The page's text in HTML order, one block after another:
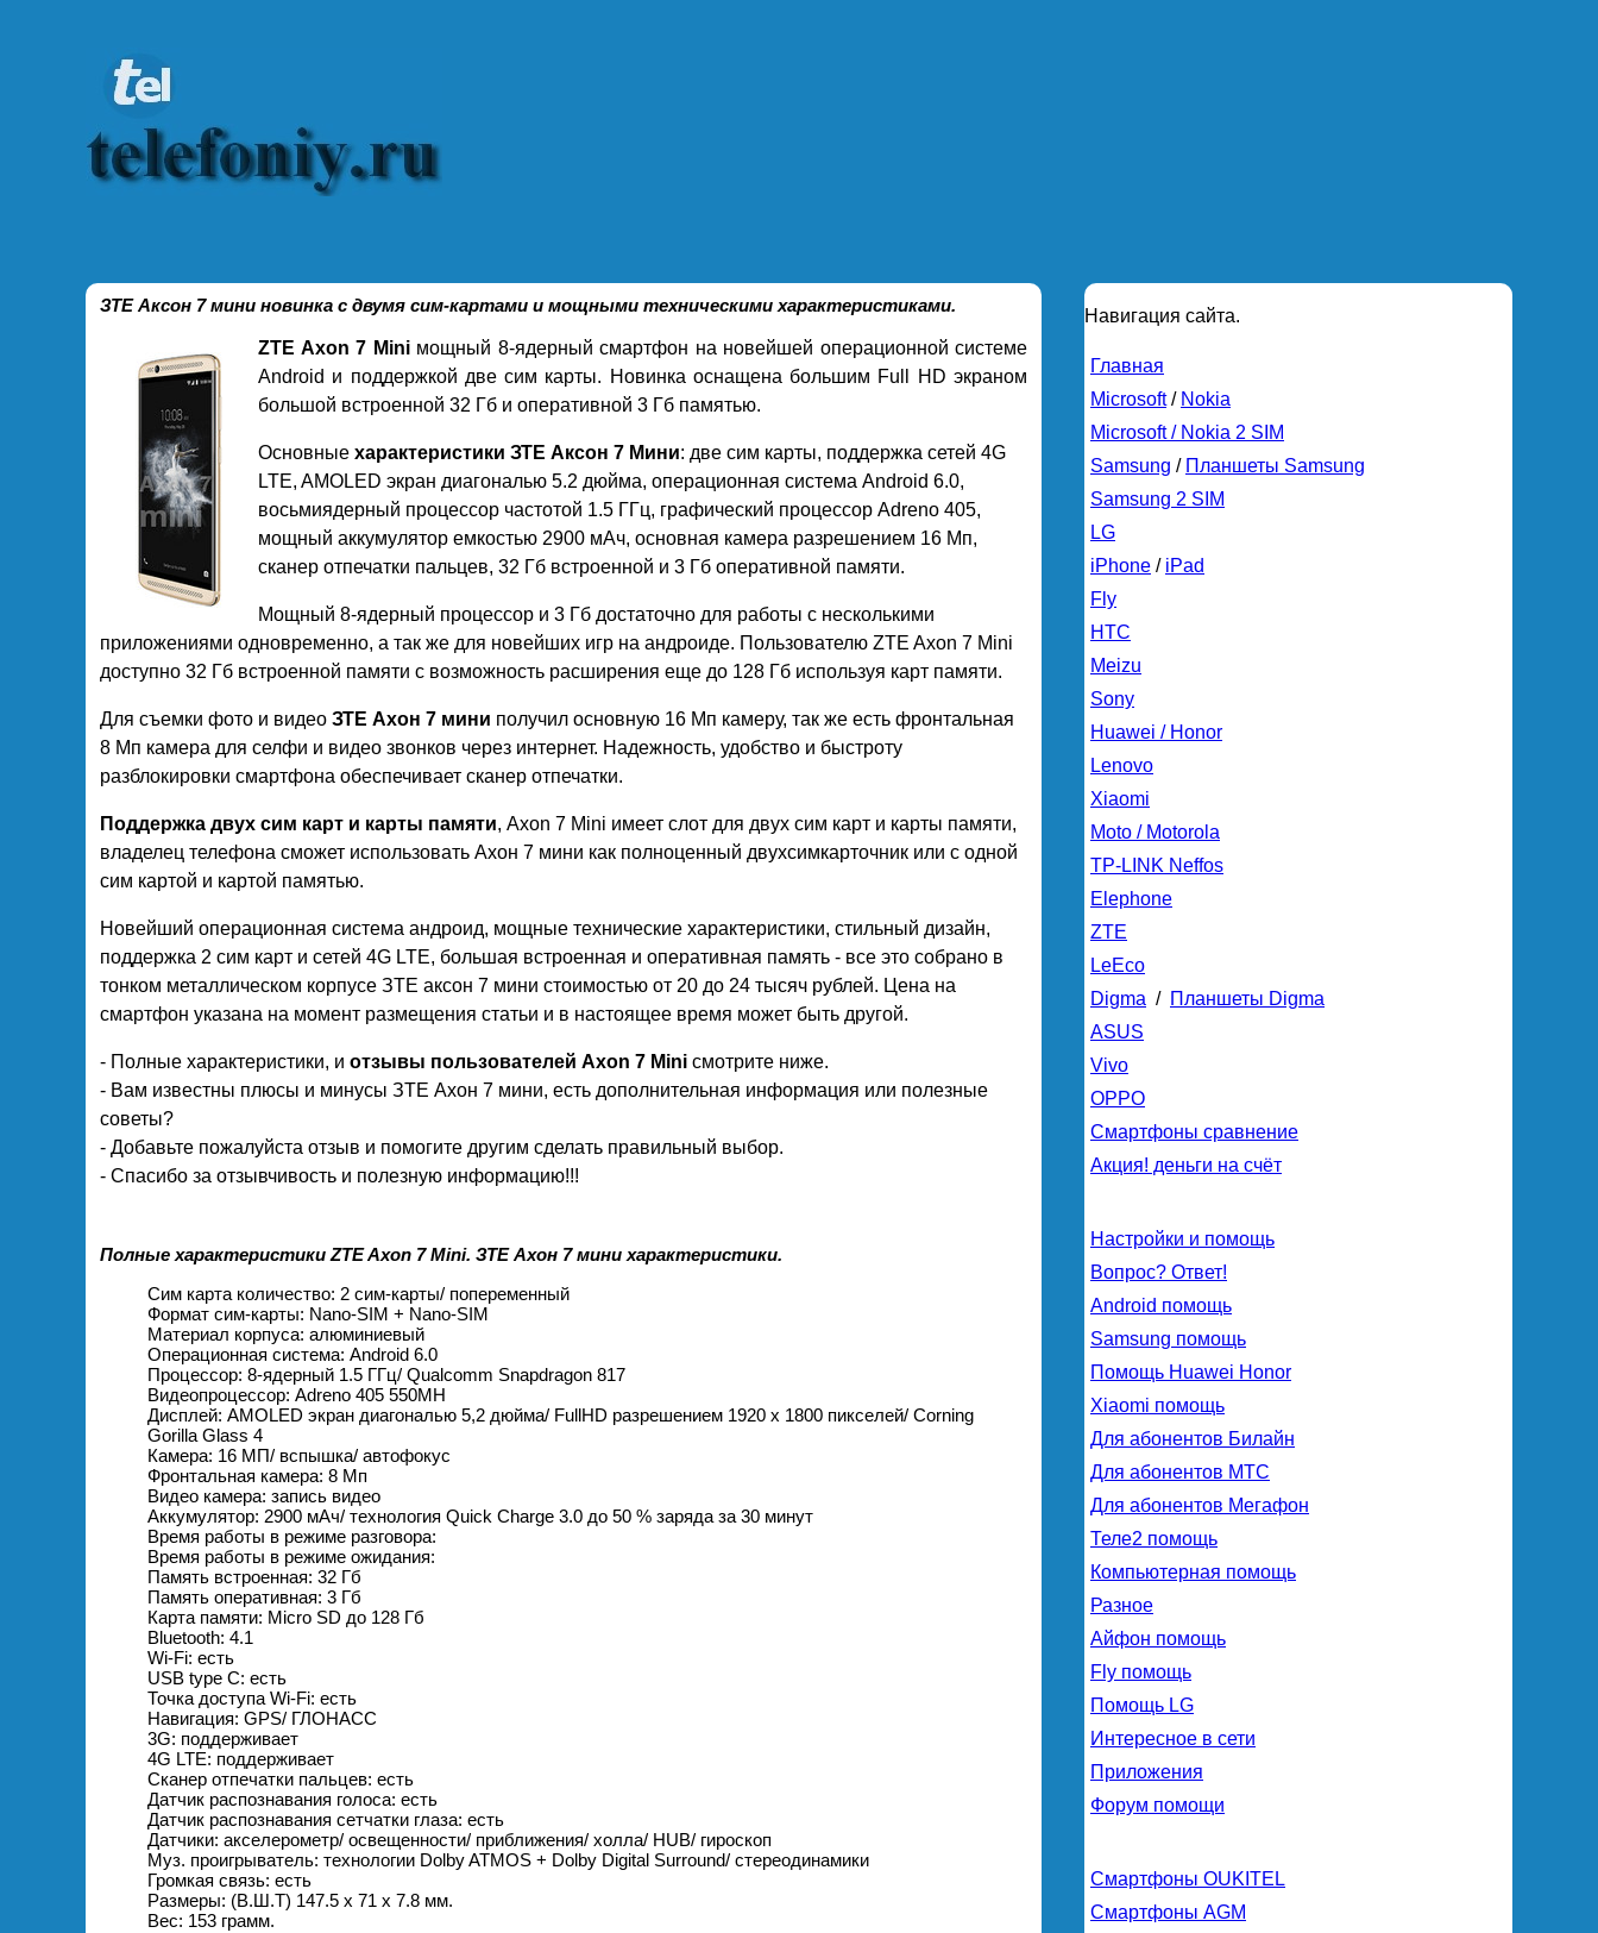
ЗТЕ Аксон 7 мини новинка с двумя сим-картами и мощными техническими характеристиками.
ZTE Axon 7 Miniмощный 8-ядерный смартфон на новейшей операционной системе
Android и поддержкой две сим карты. Новинка оснащена большим Full HD экраном
большой встроенной 32 Гб и оперативной 3 Гб памятью.
Основные характеристики ЗТЕ Аксон 7 Мини: две сим карты, поддержка сетей 4G
LTE, AMOLED экран диагональю 5.2 дюйма, операционная система Android 6.0,
восьмиядерный процессор частотой 1.5 ГГц, графический процессор Adreno 405,
мощный аккумулятор емкостью 2900 мАч, основная камера разрешением 16 Мп,
сканер отпечатки пальцев, 32 Гб встроенной и 3 Гб оперативной памяти.
Мощный 8-ядерный процессор и 3 Гб достаточно для работы с несколькими
приложениями одновременно, а так же для новейших игр на андроиде. Пользователю ZTE Axon 7 Mini
доступно 32 Гб встроенной памяти с возможность расширения еще до 128 Гб используя карт памяти.
Для съемки фото и видео ЗТЕ Ахон 7 мини получил основную 16 Мп камеру, так же есть фронтальная
8 Мп камера для селфи и видео звонков через интернет. Надежность, удобство и быстроту
разблокировки смартфона обеспечивает сканер отпечатки.
Поддержка двух сим карт и карты памяти, Axon 7 Mini имеет слот для двух сим карт и карты памяти,
владелец телефона сможет использовать Ахон 7 мини как полноценный двухсимкарточник или с одной
сим картой и картой памятью.
Новейший операционная система андроид, мощные технические характеристики, стильный дизайн,
поддержка 2 сим карт и сетей 4G LTE, большая встроенная и оперативная память - все это собрано в
тонком металлическом корпусе ЗТЕ аксон 7 мини стоимостью от 20 до 24 тысяч рублей. Цена на
смартфон указана на момент размещения статьи и в настоящее время может быть другой.
- Полные характеристики, и отзывы пользователей Axon 7 Mini смотрите ниже.
- Вам известны плюсы и минусы ЗТЕ Ахон 7 мини, есть дополнительная информация или полезные
советы?
- Добавьте пожалуйста отзыв и помогите другим сделать правильный выбор.
- Спасибо за отзывчивость и полезную информацию!!!
Полные характеристики ZTE Axon 7 Mini. ЗТЕ Ахон 7 мини характеристики.
Сим карта количество: 2 сим-карты/ попеременный
Формат сим-карты: Nano-SIM + Nano-SIM
Материал корпуса: алюминиевый
Операционная система: Android 6.0
Процессор: 8-ядерный 1.5 ГГц/ Qualcomm Snapdragon 817
Видеопроцессор: Adreno 405 550MH
Дисплей: AMOLED экран диагональю 5,2 дюйма/ FullHD разрешением 1920 х 1800 пикселей/ Corning
Gorilla Glass 4
Камера: 16 МП/ вспышка/ автофокус
Фронтальная камера: 8 Мп
Видео камера: запись видео
Аккумулятор: 2900 мАч/ технология Quick Charge 3.0 до 50 % заряда за 30 минут
Время работы в режиме разговора:
Время работы в режиме ожидания:
Память встроенная: 32 Гб
Память оперативная: 3 Гб
Карта памяти: Micro SD до 128 Гб
Bluetooth: 4.1
Wi-Fi: есть
USB type C: есть
Точка доступа Wi-Fi: есть
Навигация: GPS/ ГЛОНАСС
3G: поддерживает
4G LTE: поддерживает
Сканер отпечатки пальцев: есть
Датчик распознавания голоса: есть
Датчик распознавания сетчатки глаза: есть
Датчики: акселерометр/ освещенности/ приближения/ холла/ HUB/ гироскоп
Муз. проигрыватель: технологии Dolby ATMOS + Dolby Digital Surround/ стереодинамики
Громкая связь: есть
Размеры: (В.Ш.Т) 147.5 x 71 x 7.8 мм.
Вес: 153 грамм.
Навигация сайта.
Главная
Microsoft/ Nokia
Microsoft / Nokia 2 SIM
Samsung / Планшеты Samsung
Samsung 2 SIM
LG
iPhone / iPad
Fly
HTC
Meizu
Sony
Huawei / Honor
Lenovo
Xiaomi
Moto / Motorola
TP-LINK Neffos
Elephone
ZTE
LeEco
Digma / Планшеты Digma
ASUS
Vivo
OPPO
Смартфоны сравнение
Акция! деньги на счёт
Настройки и помощь
Вопрос? Ответ!
Android помощь
Samsung помощь
Помощь Huawei Honor
Xiaomi помощь
Для абонентов Билайн
Для абонентов МТС
Для абонентов Мегафон
Теле2 помощь
Компьютерная помощь
Разное
Айфон помощь
Fly помощь
Помощь LG
Интересное в сети
Приложения
Форум помощи
Смартфоны OUKITEL
Смартфоны AGM